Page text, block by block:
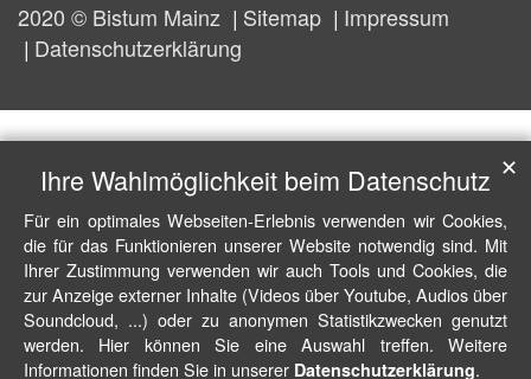
2020 © Bistum Mainz Sitemap
Impressum
Datenschutzerklärung
Ihre Wahlmöglichkeit beim Datenschutz
Für ein optimales Webseiten-Erlebnis verwenden wir Cookies,
die für das Funktionieren unserer Website notwendig sind. Mit
Ihrer Zustimmung verwenden wir auch Tools und Cookies, die
zur Anzeige externer Inhalte (Videos über Youtube, Audios über
Soundcloud, ...) oder zu anonymen Statistikzwecken genutzt
werden. Hier können Sie eine Auswahl treffen. Weitere
Informationen finden Sie in unserer Datenschutzerklärung.
✕